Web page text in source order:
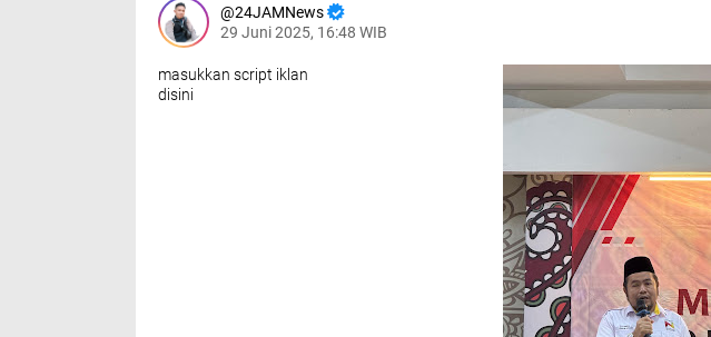
24JAMNews
29 Juni 2025, 16:48 WIB
masukkan script iklan
disini